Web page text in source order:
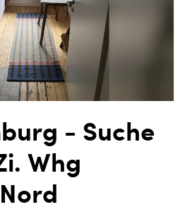
- Suche
Whg